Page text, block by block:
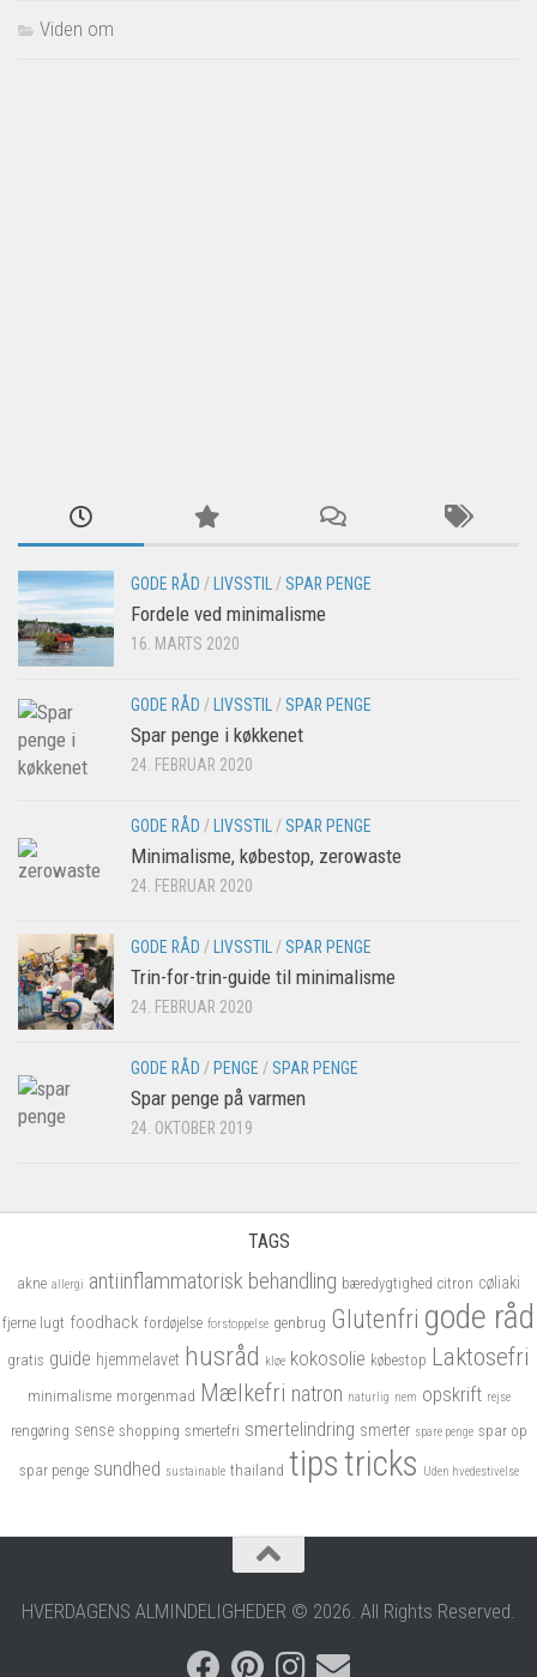
Viden om
GODE RÅD / LIVSSTIL / SPAR PENGE
Fordele ved minimalisme
16. MARTS 2020
GODE RÅD / LIVSSTIL / SPAR PENGE
Spar penge i køkkenet
24. FEBRUAR 2020
GODE RÅD / LIVSSTIL / SPAR PENGE
Minimalisme, købestop, zerowaste
24. FEBRUAR 2020
GODE RÅD / LIVSSTIL / SPAR PENGE
Trin-for-trin-guide til minimalisme
24. FEBRUAR 2020
GODE RÅD / PENGE / SPAR PENGE
Spar penge på varmen
24. OKTOBER 2019
TAGS
akne allergi antiinflammatorisk behandling bæredygtighed citron cøliaki
fjerne lugt foodhack fordøjelse forstoppelse genbrug Glutenfri gode råd
gratis guide hjemmelavet husråd kløe kokosolie købestop Laktosefri
minimalisme morgenmad Mælkefri natron naturlig nem opskrift rejse
rengøring sense shopping smertefri smertelindring smerter spare penge spar op
spar penge sundhed sustainable thailand tipstricks Uden hvedestivelse
HVERDAGENS ALMINDELIGHEDER © 2026. All Rights Reserved.
1-2 gange om måneden får du en mail med de
Du kan til hver en tid afmelde dig nyhedsbrevet.
Navn
Jeg accepterer vores privatslivspolitik